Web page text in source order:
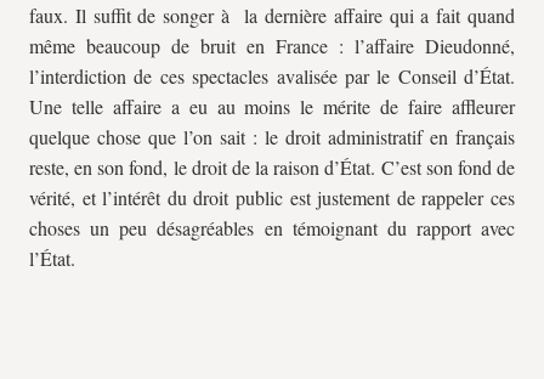
faux. Il suffit de songer à la dernière affaire qui a fait quand
même beaucoup de bruit en France : l’affaire Dieudonné,
l’interdiction de ces spectacles avalisée par le Conseil d’État.
Une telle affaire a eu au moins le mérite de faire affleurer
quelque chose que l’on sait : le droit administratif en français
reste, en son fond, le droit de la raison d’État. C’est son fond de
vérité, et l’intérêt du droit public est justement de rappeler ces
choses un peu désagréables en témoignant du rapport avec
l’État.